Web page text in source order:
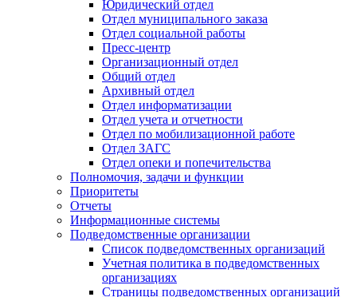
Юридический отдел
Отдел муниципального заказа
Отдел социальной работы
Пресс-центр
Организационный отдел
Общий отдел
Архивный отдел
Отдел информатизации
Отдел учета и отчетности
Отдел по мобилизационной работе
Отдел ЗАГС
Отдел опеки и попечительства
Полномочия, задачи и функции
Приоритеты
Отчеты
Информационные системы
Подведомственные организации
Список подведомственных организаций
Учетная политика в подведомственных
организациях
Страницы подведомственных организаций